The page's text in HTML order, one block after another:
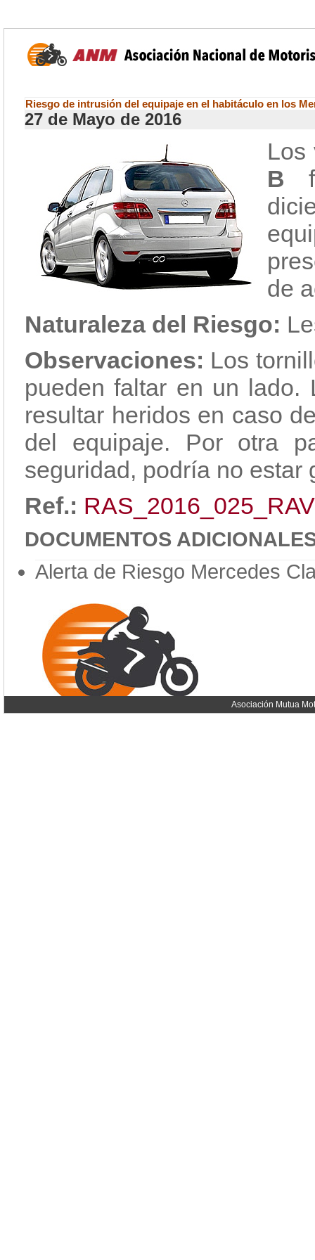
Riesgo de intrusión del equipaje en el habitáculo en los
27 de Mayo de 2016
B
de
Naturaleza del Riesgo:
Observaciones: Los
pueden faltar en un lado.
resultar heridos en caso
del equipaje. Por otra
seguridad, podría no estar
Ref.: RAS_2016_025_RAV
DOCUMENTOS
Alerta de Riesgo Mercedes
Asociación Mutua